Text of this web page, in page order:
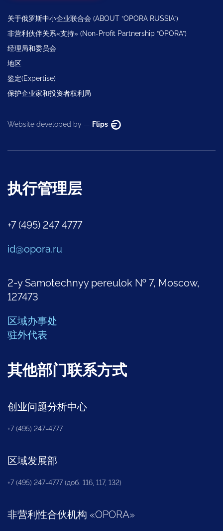
关于俄罗斯中小企业联合会 (ABOUT “OPORA RUSSIA”)
非营利伙伴关系«支持» (Non-Profit Partnership “OPORA”)
经理局和委员会
地区
鉴定(Expertise)
保护企业家和投资者权利局
Website developed by — Flips
执行管理层
+7 (495) 247 4777
id@opora.ru
2-y Samotechnyy pereulok № 7, Moscow,
127473
区域办事处
驻外代表
其他部门联系方式
创业问题分析中心
+7 (495) 247-4777
区域发展部
+7 (495) 247-4777 (доб. 116, 117, 132)
非营利性合伙机构 «OPORA»